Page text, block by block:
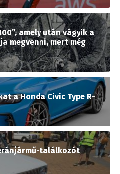
amely után vágyik a
megvenni, mert még
a Honda Civic Type R-
találkozót